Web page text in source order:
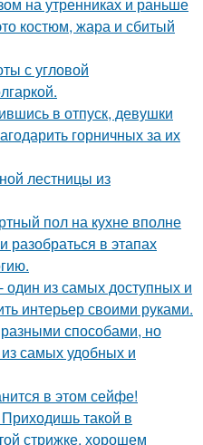
костюм, жара и сбитый
с угловой
в отпуск, девушки
горничных за их
лестницы из
пол на кухне вполне
разобраться в этапах
один из самых доступных и
интерьер своими руками.
способами, но
самых удобных и
в этом сейфе!
такой в
стрижке, хорошем